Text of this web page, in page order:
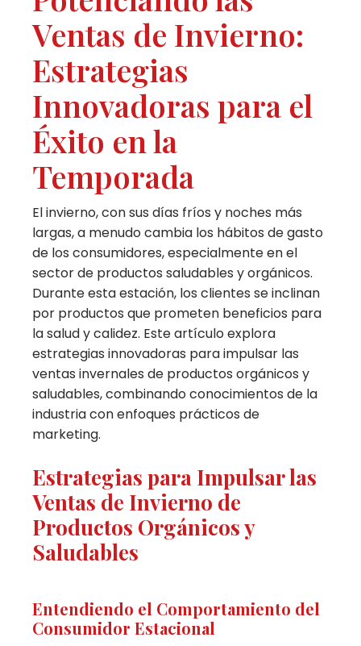
Ventas de Invierno:
Estrategias
Innovadoras para el
Éxito en la
Temporada
El invierno, con sus días fríos y noches más
largas, a menudo cambia los hábitos de gasto
de los consumidores, especialmente en el
sector de productos saludables y orgánicos.
Durante esta estación, los clientes se inclinan
por productos que prometen beneficios para
la salud y calidez. Este artículo explora
estrategias innovadoras para impulsar las
ventas invernales de productos orgánicos y
saludables, combinando conocimientos de la
industria con enfoques prácticos de
marketing.
Estrategias para Impulsar las
Ventas de Invierno de
Productos Orgánicos y
Saludables
Entendiendo el Comportamiento del
Consumidor Estacional